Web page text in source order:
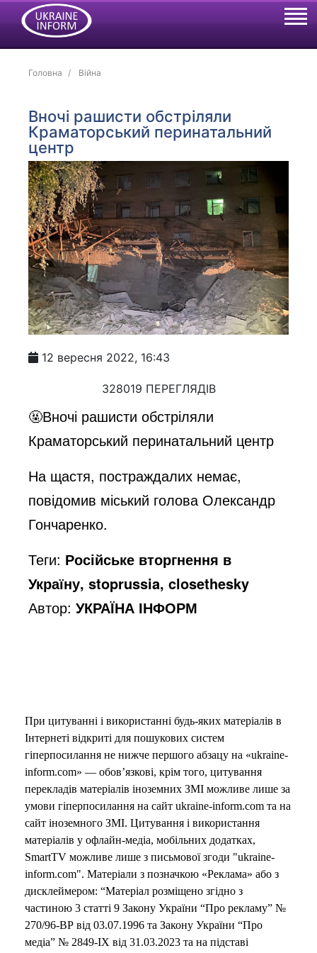
Головна Війна
Вночі рашисти обстріляли
Краматорський перинатальний
центр
12 вересня 2022, 16:43
328019 ПЕРЕГЛЯДІВ
🤬Вночі рашисти обстріляли
Краматорський перинатальний центр
На щастя, постраждалих немає,
повідомив міський голова Олександр
Гончаренко.
Теги: Російське вторгнення в
Україну, stoprussia, closethesky
Автор:УКРАЇНА ІНФОРМ
При цитуванні і використанні будь-яких матеріалів в
Інтернеті відкриті для пошукових систем
гіперпосилання не нижче першого абзацу на «ukraine-
inform.com» — обов’язкові, крім того, цитування
перекладів матеріалів іноземних ЗМІ можливе лише за
умови гіперпосилання на сайт ukraine-inform.com та на
сайт іноземного ЗМІ. Цитування і використання
матеріалів у офлайн-медіа, мобільних додатках,
SmartTV можливе лише з письмової згоди "ukraine-
inform.com". Матеріали з позначкою «Реклама» або з
дисклеймером: “Матеріал розміщено згідно з
частиною 3 статті 9 Закону України “Про рекламу” №
270/96-ВР від 03.07.1996 та Закону України “Про
медіа” № 2849-IX від 31.03.2023 та на підставі